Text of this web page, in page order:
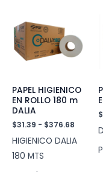
PAPEL HIGIENICO
EN ROLLO 180 m
DALIA
$31.39 - $376.68
precios:
desde
HIGIENICO DALIA
180 MTS
$